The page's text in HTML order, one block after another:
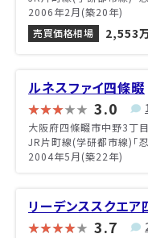
2006年2月(築20年)
売買価格相場
2,553
ルネスファイ四條畷
3.0
大阪府四條畷市中野3丁
JR片町線(学研都市線)「
2004年5月(築22年)
リーデンススクエア
3.7